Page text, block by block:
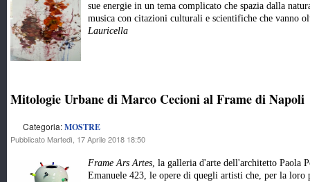
sue energie in un tema complicato che spazia dalla
musica con citazioni culturali e scientifiche che vanno
Lauricella
Mitologie Urbane di Marco Cecioni al Frame di Napoli
Categoria:MOSTRE
Pubblicato Martedì, 17 Aprile 2018 18:50
Frame Ars Artes, la galleria d'arte dell'architetto Paola
Emanuele 423, le opere di quegli artisti che, per la loro